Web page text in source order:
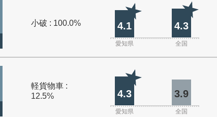
小破 : 100.0% 4.1 4.3
愛知県 全国
軽貨物車 :
12.5%
4.3 3.9
愛知県 全国